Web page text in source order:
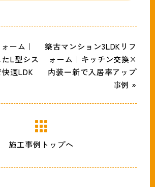
ーム｜
L型シス
適LDK
築古マンション3LDKリフ
ォーム｜キッチン交換×
内装一新で入居率アップ
事例 »
施工事例トップへ